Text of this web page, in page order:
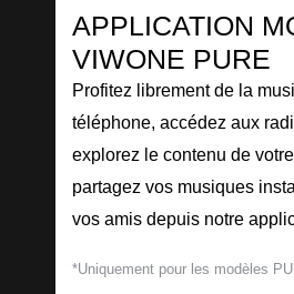
APPLICATION
VIWONE PURE
Profitez librement de la
téléphone, accédez aux
explorez le contenu de
partagez vos musiques
vos amis depuis notre
*Uniquement pour les modèles